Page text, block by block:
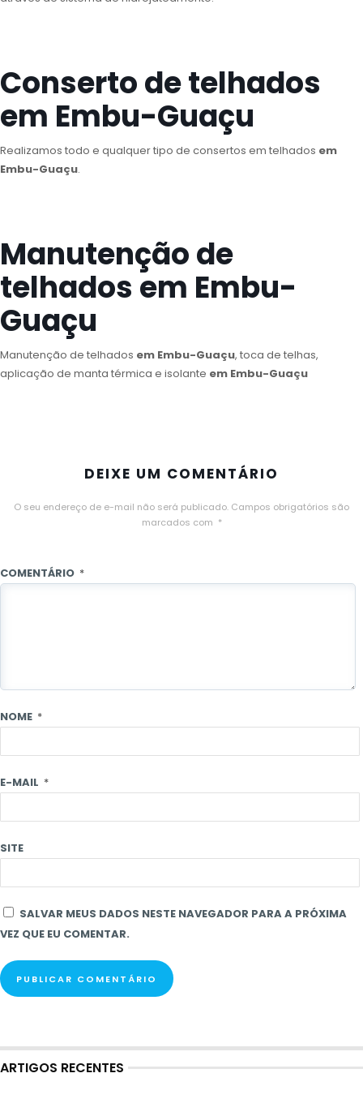
Conserto de telhados
em Embu-Guaçu
Realizamos todo e qualquer tipo de consertos em telhados em
Embu-Guaçu.
Manutenção de
telhados em Embu-
Guaçu
Manutenção de telhados em Embu-Guaçu, toca de telhas,
aplicação de manta térmica e isolante em Embu-Guaçu
DEIXE UM COMENTÁRIO
O seu endereço de e-mail não será publicado. Campos obrigatórios são
marcados com *
COMENTÁRIO *
NOME *
E-MAIL *
SITE
SALVAR MEUS DADOS NESTE NAVEGADOR PARA A PRÓXIMA
VEZ QUE EU COMENTAR.
ARTIGOS RECENTES